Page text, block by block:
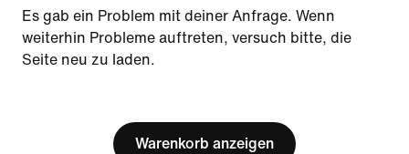
Update your location?
Belgien
Es gab ein Problem mit deiner Anfrage. Wenn
weiterhin Probleme auftreten, versuch bitte, die
Seite neu zu laden.
Warenkorb anzeigen
Nutzungsbedingungen
Verkaufsbedingungen
Impressum